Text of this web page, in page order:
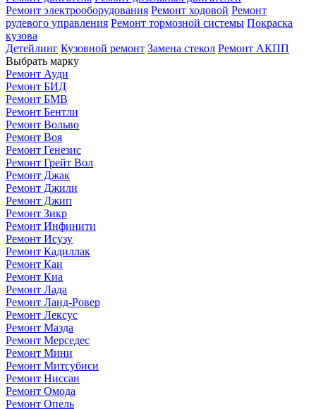
Ремонт электрооборудования Ремонт ходовой Ремонт
рулевого управления Ремонт тормозной системы Покраска
кузова
Детейлинг Кузовной ремонт Замена стекол Ремонт АКПП
Выбрать марку
Ремонт Ауди
Ремонт БИД
Ремонт БМВ
Ремонт Бентли
Ремонт Вольво
Ремонт Воя
Ремонт Генезис
Ремонт Грейт Вол
Ремонт Джак
Ремонт Джили
Ремонт Джип
Ремонт Зикр
Ремонт Инфинити
Ремонт Исузу
Ремонт Кадиллак
Ремонт Каи
Ремонт Киа
Ремонт Лада
Ремонт Ланд-Ровер
Ремонт Лексус
Ремонт Мазда
Ремонт Мерседес
Ремонт Мини
Ремонт Митсубиси
Ремонт Ниссан
Ремонт Омода
Ремонт Опель